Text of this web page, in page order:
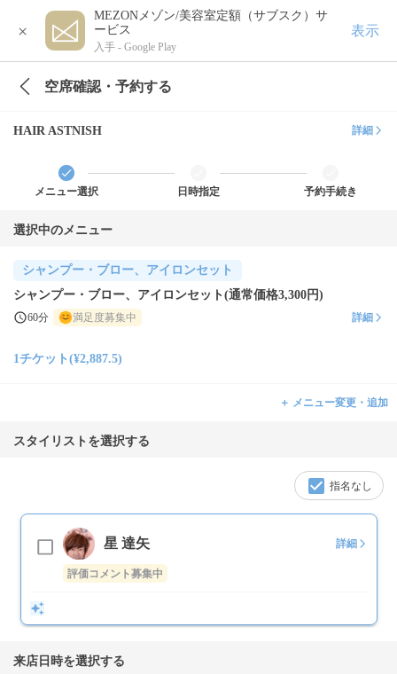
×
MEZONメゾン/美容室定額（サブスク）サ
ービス
入手 - Google Play
表示
空席確認・予約する
HAIR ASTNISH 詳細
メニュー選択 日時指定 予約手続き
選択中のメニュー
シャンプー・ブロー、アイロンセット
シャンプー・ブロー、アイロンセット(通常価格3,300円)
60分 満足度募集中 詳細
1チケット(¥2,887.5)
＋ メニュー変更・追加
スタイリストを選択する
指名なし
星 達矢 詳細
評価コメント募集中
来店日時を選択する